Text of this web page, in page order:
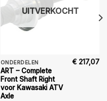
UITVERKOCHT
ONDERDELEN
ART – Complete
Front Shaft Right
voor Kawasaki ATV
Axle
€ 217,07